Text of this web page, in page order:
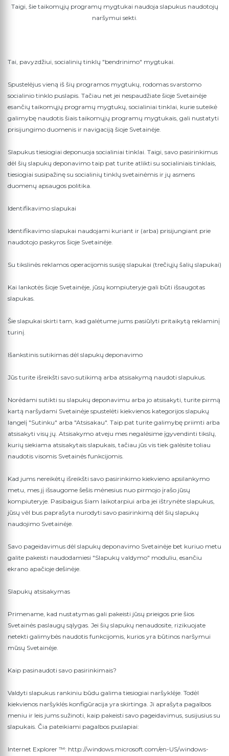
Taigi, šie taikomųjų programų mygtukai naudoja slapukus naudotojų
naršymui sekti.
Tai, pavyzdžiui, socialinių tinklų "bendrinimo" mygtukai.
Spustelėjus vieną iš šių programos mygtukų, rodomas svarstomo
socialinio tinklo puslapis. Tačiau net jei nespaudžiate šioje Svetainėje
esančių taikomųjų programų mygtukų, socialiniai tinklai, kurie suteikė
galimybę naudotis šiais taikomųjų programų mygtukais, gali nustatyti
prisijungimo duomenis ir navigaciją šioje Svetainėje.
Slapukus tiesiogiai deponuoja socialiniai tinklai. Taigi, savo pasirinkimus
dėl šių slapukų deponavimo taip pat turite atlikti su socialiniais tinklais,
tiesiogiai susipažinę su socialinių tinklų svetainėmis ir jų asmens
duomenų apsaugos politika.
Identifikavimo slapukai
Identifikavimo slapukai naudojami kuriant ir (arba) prisijungiant prie
naudotojo paskyros šioje Svetainėje.
Su tikslinės reklamos operacijomis susiję slapukai (trečiųjų šalių slapukai)
Kai lankotės šioje Svetainėje, jūsų kompiuteryje gali būti išsaugotas
slapukas.
Šie slapukai skirti tam, kad galėtume jums pasiūlyti pritaikytą reklaminį
turinį.
Išankstinis sutikimas dėl slapukų deponavimo
Jūs turite išreikšti savo sutikimą arba atsisakymą naudoti slapukus.
Norėdami sutikti su slapukų deponavimu arba jo atsisakyti, turite pirmą
kartą naršydami Svetainėje spustelėti kiekvienos kategorijos slapukų
langelį "Sutinku" arba "Atsisakau". Taip pat turite galimybę priimti arba
atsisakyti visų jų. Atsisakymo atveju mes negalėsime įgyvendinti tikslų,
kurių siekiama atsisakytais slapukais, tačiau jūs vis tiek galėsite toliau
naudotis visomis Svetainės funkcijomis.
Kad jums nereikėtų išreikšti savo pasirinkimo kiekvieno apsilankymo
metu, mes jį išsaugome šešis mėnesius nuo pirmojo įrašo jūsų
kompiuteryje. Pasibaigus šiam laikotarpiui arba jei ištrynėte slapukus,
jūsų vėl bus paprašyta nurodyti savo pasirinkimą dėl šių slapukų
naudojimo Svetainėje.
Savo pageidavimus dėl slapukų deponavimo Svetainėje bet kuriuo metu
galite pakeisti naudodamiesi "Slapukų valdymo" moduliu, esančiu
ekrano apačioje dešinėje.
Slapukų atsisakymas
Primename, kad nustatymas gali pakeisti jūsų prieigos prie šios
Svetainės paslaugų sąlygas. Jei šių slapukų nenaudosite, rizikuojate
netekti galimybės naudotis funkcijomis, kurios yra būtinos naršymui
mūsų Svetainėje.
Kaip pasinaudoti savo pasirinkimais?
Valdyti slapukus rankiniu būdu galima tiesiogiai naršyklėje. Todėl
kiekvienos naršyklės konfigūracija yra skirtinga. Ji aprašyta pagalbos
meniu ir leis jums sužinoti, kaip pakeisti savo pageidavimus, susijusius su
slapukais. Čia pateikiami pagalbos puslapiai:
Internet Explorer ™: http://windows.microsoft.com/en-US/windows-